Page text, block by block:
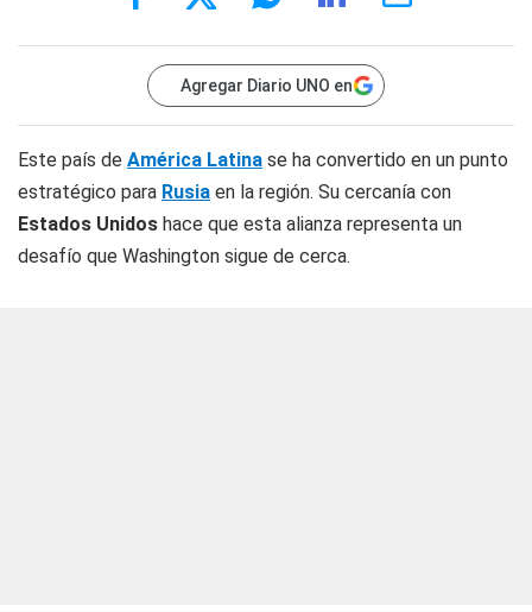
Agregar Diario UNO en
Este país de América Latina se ha convertido en un punto
estratégico para Rusia en la región. Su cercanía con
Estados Unidos hace que esta alianza representa un
desafío que Washington sigue de cerca.